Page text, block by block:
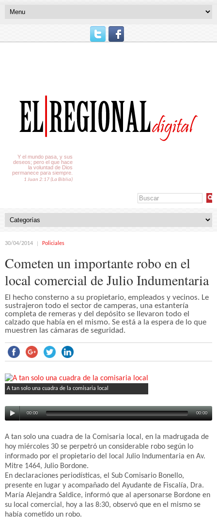
Y el mundo pasa, y sus
deseos; pero el que hace
la voluntad de Dios
permanece para siempre.
1 Juan 2:17 (La Biblia)
30/04/2014 Policiales
Cometen un importante robo en el
local comercial de Julio Indumentaria
El hecho consterno a su propietario, empleados y vecinos. Le
sustrajeron todo el sector de camperas, una estantería
completa de remeras y del depósito se llevaron todo el
calzado que había en el mismo. Se está a la espera de lo que
muestren las cámaras de seguridad.
A tan solo una cuadra de la comisaria local
00:00 00:00
A tan solo una cuadra de la Comisaria local, en la madrugada de
hoy miércoles 30 se perpetró un considerable robo según lo
informado por el propietario del local Julio Indumentaria en Av.
Mitre 1464, Julio Bordone.
En declaraciones periodísticas, el Sub Comisario Bonello,
presente en lugar y acompañado del Ayudante de Fiscalía, Dra.
María Alejandra Saldice, informó que al apersonarse Bordone en
su local comercial, hoy a las 8:30, observó que en el mismo se
había cometido un robo.